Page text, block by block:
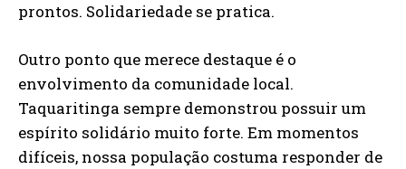
prontos. Solidariedade se pratica.
Outro ponto que merece destaque é o
envolvimento da comunidade local.
Taquaritinga sempre demonstrou possuir um
espírito solidário muito forte. Em momentos
difíceis, nossa população costuma responder de